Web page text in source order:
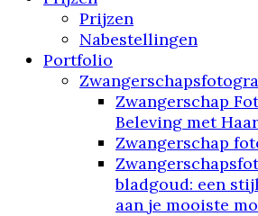
Prijzen
Nabestellingen
Portfolio
Zwangerschap
Beleving met
Zwangerschap
bladgoud: een
aan je mooiste